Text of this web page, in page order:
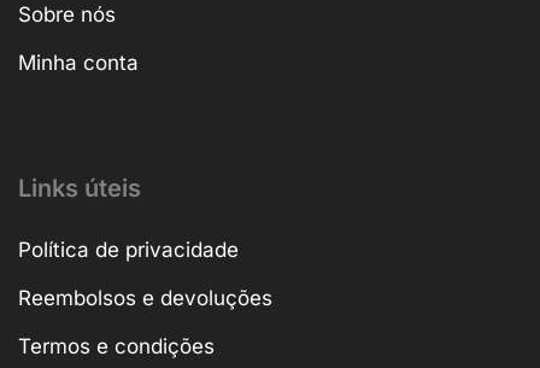
Sobre nós
Minha conta
Links úteis
Política de privacidade
Reembolsos e devoluções
Termos e condições